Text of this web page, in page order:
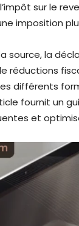
sur le
imposition
source, la
réductions
différents
fournit un
et